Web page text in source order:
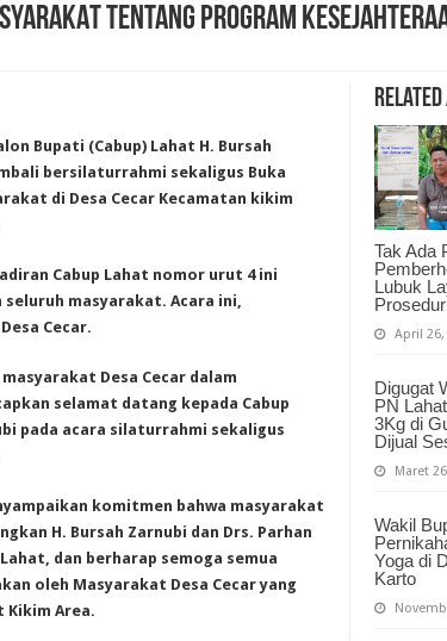
TENTANG PROGRAM
Tak Ada
Lubuk
Prosedur
April 26,
Digugat
PN
3Kg di
Dijual
Maret
Wakil
Yoga di
Karto
Bupati (Cabup) Lahat H. Bursah
bersilaturrahmi sekaligus Buka
di Desa Cecar Kecamatan kikim
Cabup Lahat nomor urut 4 ini
masyarakat. Acara ini,
Cecar.
Desa Cecar dalam
selamat datang kepada Cabup
pada acara silaturrahmi sekaligus
komitmen bahwa masyarakat
H. Bursah Zarnubi dan Drs. Parhan
dan berharap semoga semua
oleh Masyarakat Desa Cecar yang
Kikim Area.